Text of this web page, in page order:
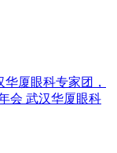
厦眼科专家团，
会 武汉华厦眼科